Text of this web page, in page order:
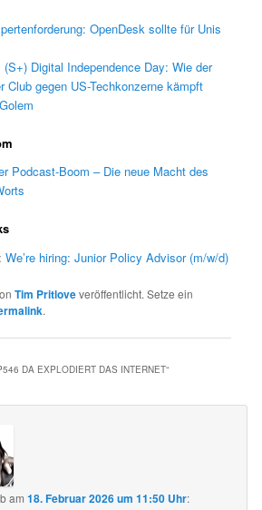
OpenDesk sollte für Unis
(S+) Digital Independence Day: Wie der
Club gegen US-Techkonzerne kämpft
Golem
Podcast-Boom – Die neue Macht des
We’re hiring: Junior Policy Advisor (m/w/d)
Tim Pritloveveröffentlicht. Setze ein
.
DA EXPLODIERT DAS INTERNET“
am18. Februar 2026 um 11:50 Uhr: